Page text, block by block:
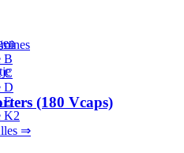
B
C
D
E
K2
⇒
(180 Vcaps)